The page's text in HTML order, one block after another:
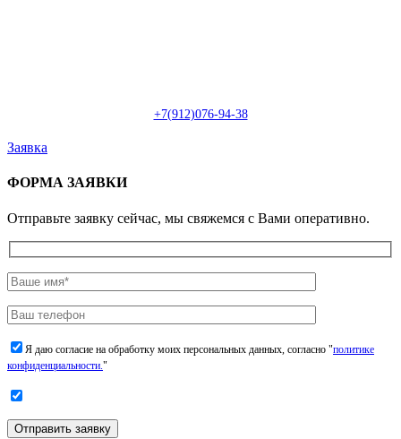
+7(912)076-94-38
Заявка
ФОРМА ЗАЯВКИ
Отправьте заявку сейчас, мы свяжемся с Вами оперативно.
Я даю согласие на обработку моих персональных данных, согласно "политике
конфиденциальности."
Отправить заявку